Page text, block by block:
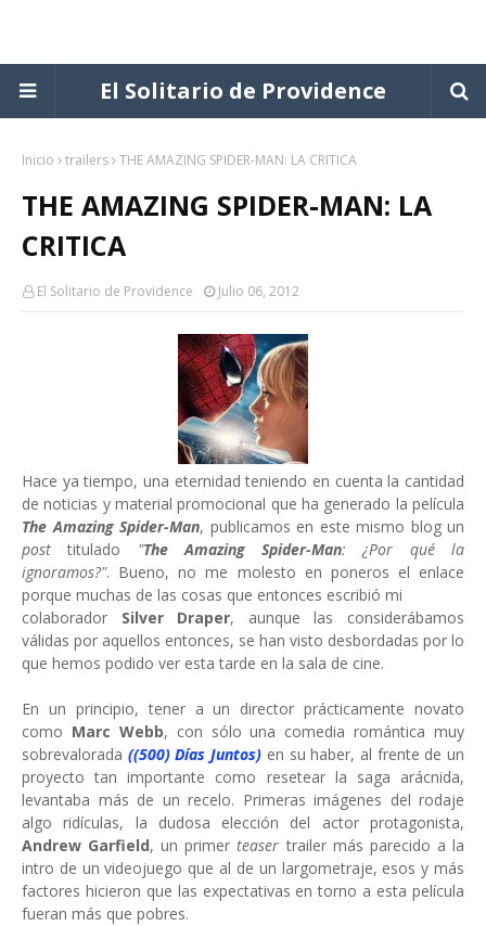
El Solitario de Providence
Inicio trailers THE AMAZING SPIDER-MAN: LA CRITICA
THE AMAZING SPIDER-MAN: LA
CRITICA
El Solitario de Providence Julio 06, 2012
Hace ya tiempo, una eternidad teniendo en cuenta la cantidad
de noticias y material promocional que ha generado la película
The Amazing Spider-Man, publicamos en este mismo blog un
post titulado "The Amazing Spider-Man: ¿Por qué la
ignoramos?". Bueno, no me molesto en poneros el enlace
porque muchas de las cosas que entonces escribió mi
colaborador Silver Draper, aunque las considerábamos
válidas por aquellos entonces, se han visto desbordadas por lo
que hemos podido ver esta tarde en la sala de cine.
En un principio, tener a un director prácticamente novato
como Marc Webb, con sólo una comedia romántica muy
sobrevalorada ((500) Días Juntos) en su haber, al frente de un
proyecto tan importante como resetear la saga arácnida,
levantaba más de un recelo. Primeras imágenes del rodaje
algo ridículas, la dudosa elección del actor protagonista,
Andrew Garfield, un primerteasertrailer más parecido a la
intro de un videojuego que al de un largometraje, esos y más
factores hicieron que las expectativas en torno a esta película
fueran más que pobres.